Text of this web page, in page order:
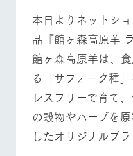
ペットを
お連れの
お客様へ
お問い合
わせ・資
料請求
周遊バス
牧場内を巡る
遊バスのご案
個人情報取扱いについ
営業時間・料
よくあるご質
ペットをお連
お客様へ
本日よりネットシ
品『館ヶ森高原羊
館ヶ森高原羊は、
る「サフォーク種
レスフリーで育て
の穀物やハーブを
したオリジナルブラ